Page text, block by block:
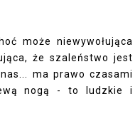
może niewywołująca
że szaleństwo jest
ma prawo czasami
nogą - to ludzkie i